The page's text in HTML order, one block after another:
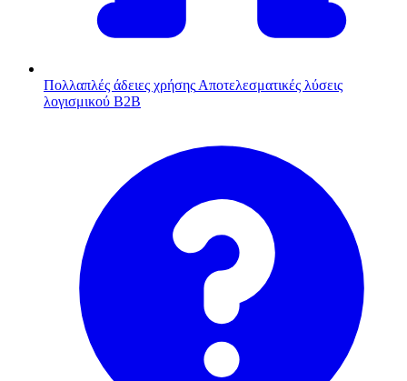
Πολλαπλές άδειες χρήσης Αποτελεσματικές λύσεις
λογισμικού B2B